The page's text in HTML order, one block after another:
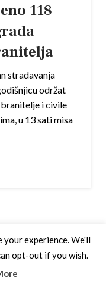
118
stradavanja
održat
branitelje i civile
u 13 sati misa
your experience. We'll
opt-out if you wish.